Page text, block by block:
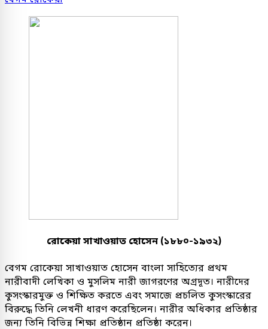
রোকেয়া সাখাওয়াত হোসেন (১৮৮০-১৯৩২)
বেগম রোকেয়া সাখাওয়াত হোসেন বাংলা সাহিত্যের প্রথম
নারীবাদী লেখিকা ও মুসলিম নারী জাগরণের অগ্রদূত। নারীদের
কুসংস্কারমুক্ত ও শিক্ষিত করতে এবং সমাজে প্রচলিত কুসংস্কারের
বিরুদ্ধে তিনি লেখনী ধারণ করেছিলেন। নারীর অধিকার প্রতিষ্ঠার
জন্য তিনি বিভিন্ন শিক্ষা প্রতিষ্ঠান প্রতিষ্ঠা করেন।